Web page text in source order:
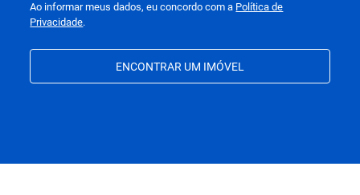
Ao informar meus dados, eu concordo com a Política de
Privacidade.
ENCONTRAR UM IMÓVEL